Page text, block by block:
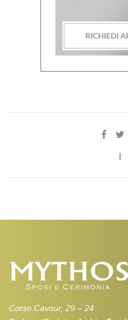
Corso Cavour, 29 – 24